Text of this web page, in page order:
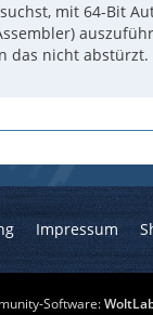
mit 64-Bit
das nicht abstürzt.
Impressum
Software: